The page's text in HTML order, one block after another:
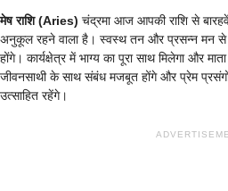
मेष राशि (Aries) चंद्रमा आज आपकी राशि से
अनुकूल रहने वाला है। स्वस्थ तन और प्रसन्न मन
होंगे। कार्यक्षेत्र में भाग्य का पूरा साथ मिलेगा और
जीवनसाथी के साथ संबंध मजबूत होंगे और प्रेम
उत्साहित रहेंगे।